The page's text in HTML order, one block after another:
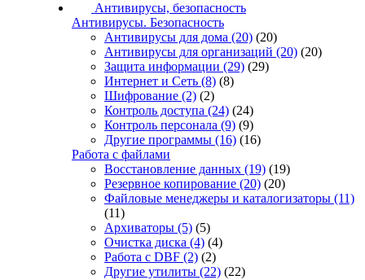
Антивирусы, безопасность
Антивирусы. Безопасность
Антивирусы для дома (20) (20)
Антивирусы для организаций (20) (20)
Защита информации (29) (29)
Интернет и Сеть (8) (8)
Шифрование (2) (2)
Контроль доступа (24) (24)
Контроль персонала (9) (9)
Другие программы (16) (16)
Работа с файлами
Восстановление данных (19) (19)
Резервное копирование (20) (20)
Файловые менеджеры и каталогизаторы (11)
(11)
Архиваторы (5) (5)
Очистка диска (4) (4)
Работа с DBF (2) (2)
Другие утилиты (22) (22)